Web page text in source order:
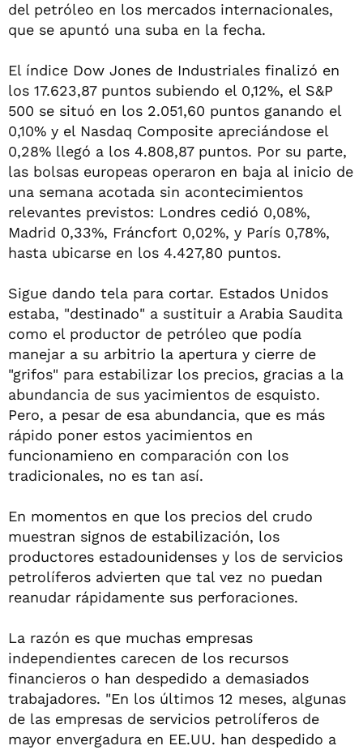
del petróleo en los mercados internacionales,
que se apuntó una suba en la fecha.
El índice Dow Jones de Industriales finalizó en
los 17.623,87 puntos subiendo el 0,12%, el S&P
500 se situó en los 2.051,60 puntos ganando el
0,10% y el Nasdaq Composite apreciándose el
0,28% llegó a los 4.808,87 puntos. Por su parte,
las bolsas europeas operaron en baja al inicio de
una semana acotada sin acontecimientos
relevantes previstos: Londres cedió 0,08%,
Madrid 0,33%, Fráncfort 0,02%, y París 0,78%,
hasta ubicarse en los 4.427,80 puntos.
Sigue dando tela para cortar. Estados Unidos
estaba, "destinado" a sustituir a Arabia Saudita
como el productor de petróleo que podía
manejar a su arbitrio la apertura y cierre de
"grifos" para estabilizar los precios, gracias a la
abundancia de sus yacimientos de esquisto.
Pero, a pesar de esa abundancia, que es más
rápido poner estos yacimientos en
funcionamieno en comparación con los
tradicionales, no es tan así.
En momentos en que los precios del crudo
muestran signos de estabilización, los
productores estadounidenses y los de servicios
petrolíferos advierten que tal vez no puedan
reanudar rápidamente sus perforaciones.
La razón es que muchas empresas
independientes carecen de los recursos
financieros o han despedido a demasiados
trabajadores. "En los últimos 12 meses, algunas
de las empresas de servicios petrolíferos de
mayor envergadura en EE.UU. han despedido a